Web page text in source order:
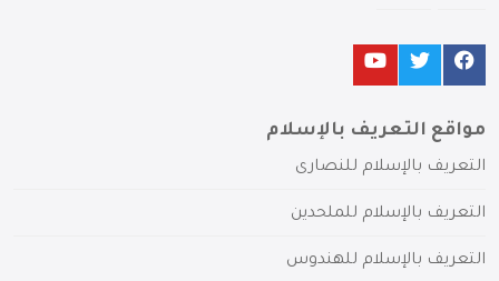
مواقع التعريف بالإسلام
التعريف بالإسلام للنصارى
التعريف بالإسلام للملحدين
التعريف بالإسلام للهندوس